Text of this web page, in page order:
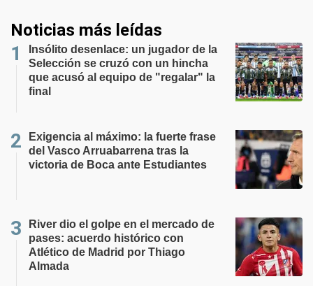
Noticias más leídas
Insólito desenlace: un jugador de la
Selección se cruzó con un hincha
que acusó al equipo de "regalar" la
final
Exigencia al máximo: la fuerte frase
del Vasco Arruabarrena tras la
victoria de Boca ante Estudiantes
River dio el golpe en el mercado de
pases: acuerdo histórico con
Atlético de Madrid por Thiago
Almada